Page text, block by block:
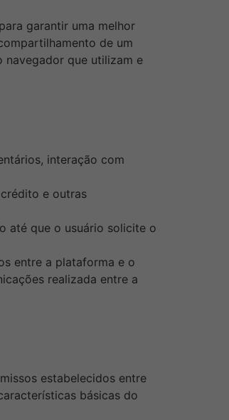
garantir uma melhor
de um
navegador que utilizam e
interação com
e outras
até que o usuário solicite o
entre a plataforma e o
realizada entre a
estabelecidos entre
básicas do